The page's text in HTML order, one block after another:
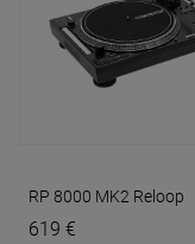
RP 8000 MK2 Reloop
619 €